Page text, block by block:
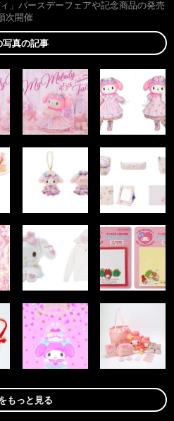
」バースデーフェアや記念商品の発売
次開催
写真の記事
もっと見る